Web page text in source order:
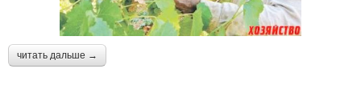
читать дальше →